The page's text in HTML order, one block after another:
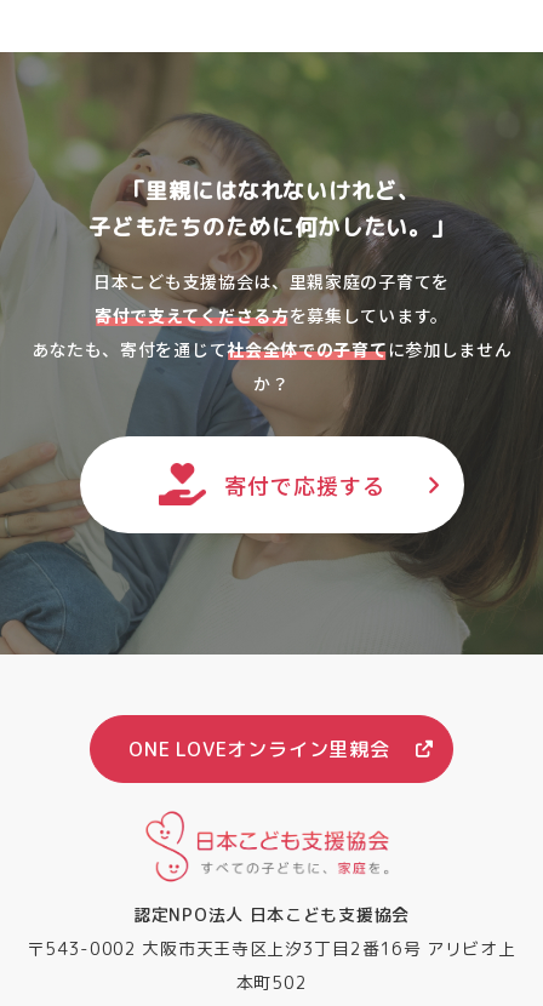
「里親にはなれないけれど、
子どもたちのために何かしたい。」
日本こども支援協会は、里親家庭の子育てを
寄付で支えてくださる方を募集しています。
あなたも、寄付を通じて社会全体での子育てに参加しません
か？
寄付で応援する
ONE LOVEオンライン里親会
認定NPO法人 日本こども支援協会
〒543-0002 大阪市天王寺区上汐3丁目2番16号 アリビオ上
本町502